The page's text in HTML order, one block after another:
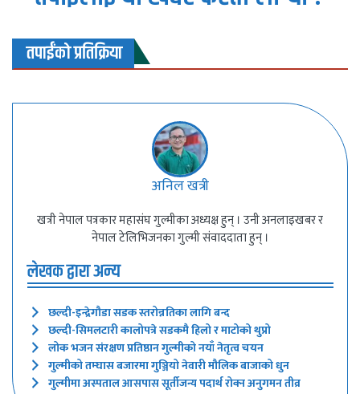
तपाईंको प्रतिक्रिया
अनिल खत्री
खत्री नेपाल पत्रकार महासंघ गुल्मीका अध्यक्ष हुन् । उनी अनलाइखबर र
नेपाल टेलिभिजनका गुल्मी संवाददाता हुन् ।
लेखक द्वारा अन्य
छल्दी-इन्द्रेगौडा सडक स्तरोन्नतिका लागि बन्द
छल्दी-सिमलटारी कालोपत्रे सडकमै हिलो र माटोको थुप्रो
लोक भजन संरक्षण प्रतिष्ठान गुल्मीको नयाँ नेतृत्व चयन
गुल्मीको तम्घास बजारमा गुञ्जियो नेवारी मौलिक बाजाको धुन
गुल्मीमा अस्पताल आसपास सूर्तीजन्य पदार्थ रोक्न अनुगमन तीव्र